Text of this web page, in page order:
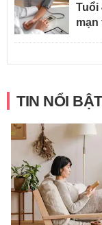
Tuổi
mạn
TIN NỔI